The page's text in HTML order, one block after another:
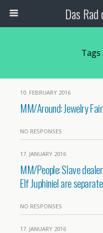
Das
Tags
10. FEBRUARY 2016
MM/Around: Jewelry
NO RESPONSES
17. JANUARY 2016
MM/People: Slave
Elf Juphiniel are
NO RESPONSES
17. JANUARY 2016